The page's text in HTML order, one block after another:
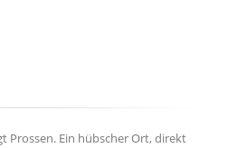
Prossen. Ein hübscher Ort, direkt